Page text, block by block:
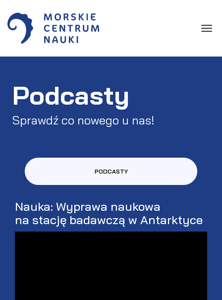
Podcasty
Sprawdź co nowego u nas!
PODCASTY
Nauka: Wyprawa naukowa
na stację badawczą w Antarktyce